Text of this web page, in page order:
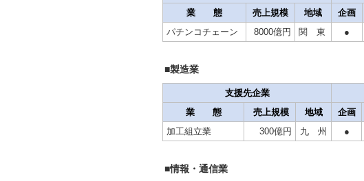
業 態
売上規模 地域 企画
パチンコチェーン
8000億円 関 東 ●
■製造業
支援先企業
業 態
売上規模 地域 企画
加工組立業
300億円 九 州 ●
■情報・通信業